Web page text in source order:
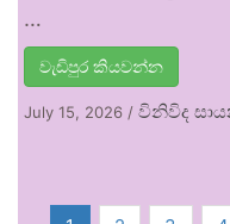
…
වැඩිපුර කියවන්න
July 15, 2026 / විනිවිද